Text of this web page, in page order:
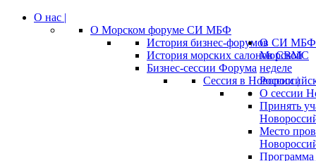
О нас |
О Морском форуме СИ МБФ
История бизнес-форумов СИ МБФ
История морских салонов СВМС
Бизнес-сессии Форума
Сессия в
О сессии
Принять
Место
Программа
О
Морской
неделе
России |